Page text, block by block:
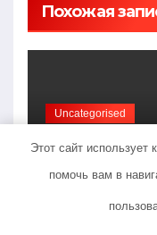
Похожая
Uncategorised
Галилео
Этот сайт использует
помочь вам в